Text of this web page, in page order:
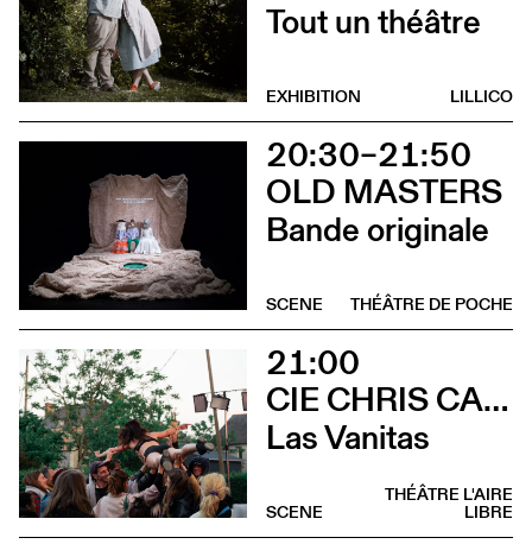
Tout un théâtre
LILLICO
EXHIBITION
20:30–21:50
OLD MASTERS
Bande originale
THÉÂTRE DE POCHE
SCENE
21:00
CIE CHRIS CADILLAC / MARION DUVAL & FLORIAN LEDUC
Las Vanitas
THÉÂTRE L'AIRE
LIBRE
SCENE